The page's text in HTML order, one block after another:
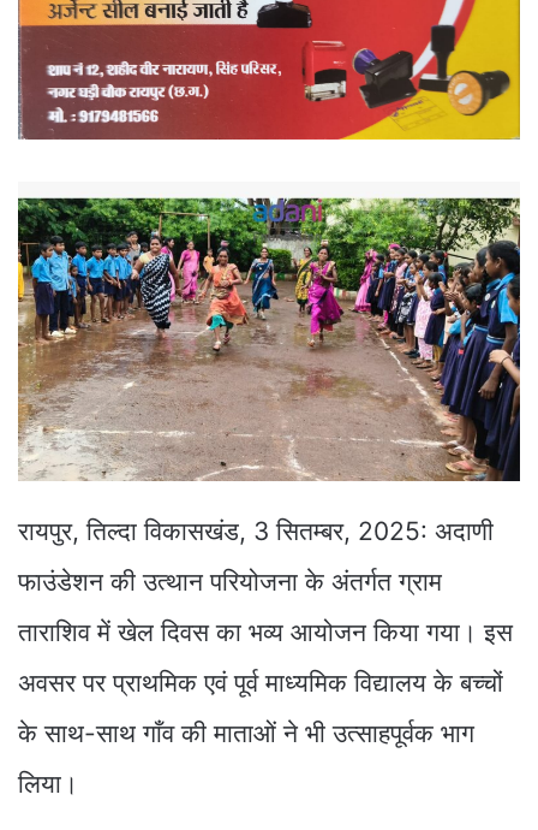
रायपुर, तिल्दा विकासखंड, 3 सितम्बर, 2025: अदाणी
फाउंडेशन की उत्थान परियोजना के अंतर्गत ग्राम
ताराशिव में खेल दिवस का भव्य आयोजन किया गया। इस
अवसर पर प्राथमिक एवं पूर्व माध्यमिक विद्यालय के बच्चों
के साथ-साथ गाँव की माताओं ने भी उत्साहपूर्वक भाग
लिया।